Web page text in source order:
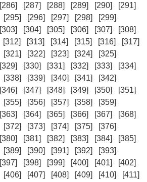
[286] [287] [288] [289] [290]
[291]
[295] [296] [297] [298]
[299]
[303] [304] [305] [306] [307]
[308]
[312] [313] [314] [315] [316]
[317]
[321] [322] [323] [324]
[325]
[329] [330] [331] [332] [333]
[334]
[338] [339] [340] [341]
[342]
[346] [347] [348] [349] [350]
[351]
[355] [356] [357] [358]
[359]
[363] [364] [365] [366] [367]
[368]
[372] [373] [374] [375]
[376]
[380] [381] [382] [383] [384]
[385]
[389] [390] [391] [392]
[393]
[397] [398] [399] [400] [401]
[402]
[406] [407] [408] [409] [410]
[411]